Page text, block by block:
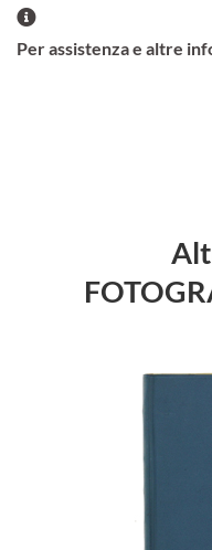
Per assistenza e altre